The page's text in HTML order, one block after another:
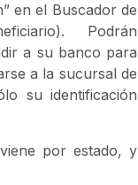
en el Buscador de
Podrán
a su banco para
a la sucursal de
su identificación
por estado, y